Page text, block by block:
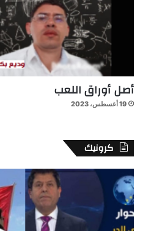
أصل أوراق اللعب
19 أغسطس، 2023
كرونيك